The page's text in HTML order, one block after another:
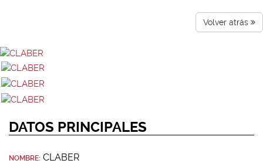
Volver atrás
DATOS PRINCIPALES
NOMBRE: CLABER